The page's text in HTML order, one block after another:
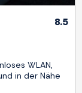
8.5
WLAN,
in der Nähe